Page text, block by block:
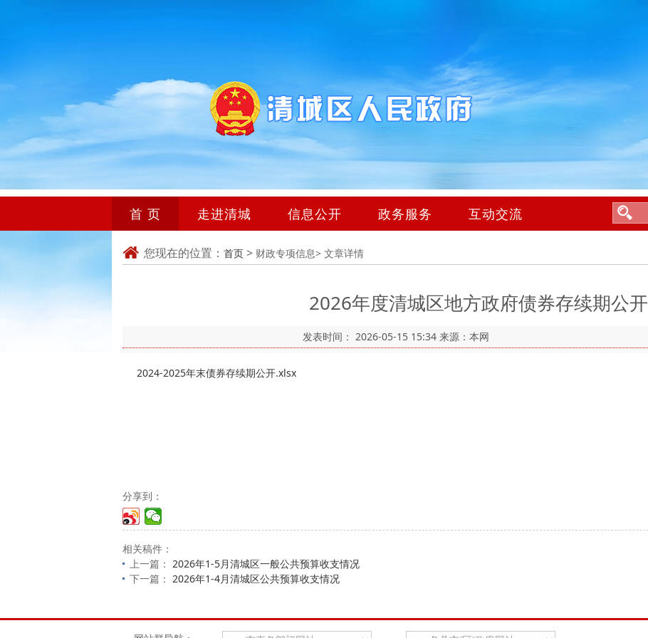
首 页 走进清城 信息公开 政务服务 互动交流
您现在的位置： 首页 > 财政专项信息> 文章详情
2026年度清城区地方政府债券存续期公开
发表时间： 2026-05-15 15:34 来源：本网
2024-2025年末债券存续期公开.xlsx
分享到：
相关稿件：
上一篇： 2026年1-5月清城区一般公共预算收支情况
下一篇： 2026年1-4月清城区公共预算收支情况